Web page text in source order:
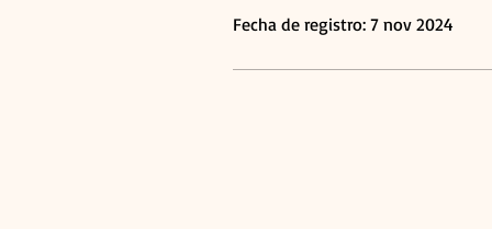
Fecha de registro: 7 nov 2024